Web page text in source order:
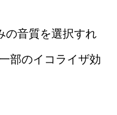
の音質を選択すれ
部のイコライザ効